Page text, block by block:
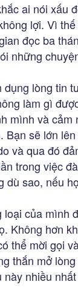
ai nói xấu
lợi. Vì
đọc ba
những
lòng tin
làm gì
mình và
Bạn sẽ lớn
và qua đó
trong việc
dù sao, nếu
của mình
Không hơn
thể mời gọi
thắn mở
nhiều